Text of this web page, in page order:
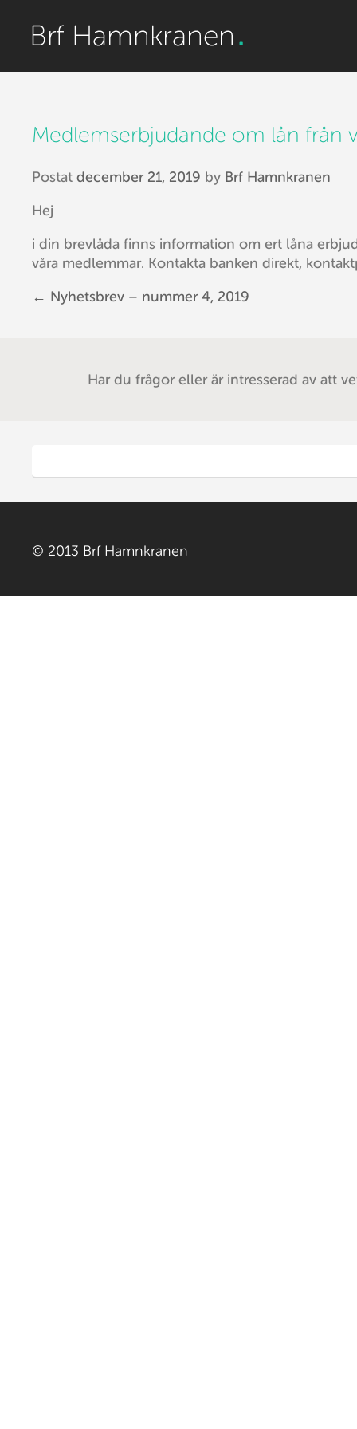
Medlemserbjudande om lån från
Postat december 21, 2019 by Brf Hamnkranen
Hej
i din brevlåda finns information om ert låna
våra medlemmar. Kontakta banken direkt,
← Nyhetsbrev – nummer 4, 2019
Har du frågor eller är intresserad av att
© 2013 Brf Hamnkranen